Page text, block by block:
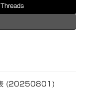
Threads
表 (20250801)